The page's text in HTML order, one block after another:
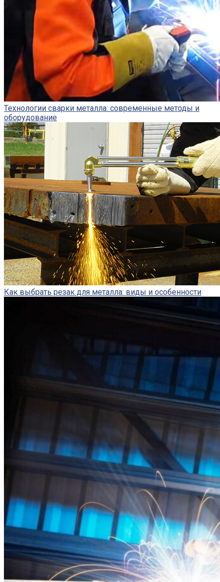
Технологии сварки металла: современные методы и
оборудование
Как выбрать резак для металла: виды и особенности